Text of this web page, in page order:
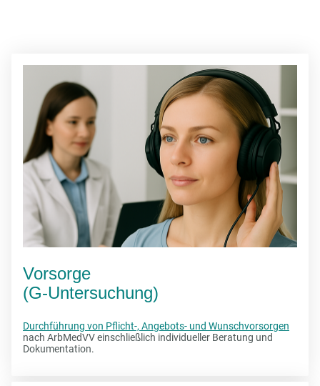
Vorsorge
(G-Untersuchung)
Durchführung von Pflicht-, Angebots- und Wunschvorsorgen
nach ArbMedVV einschließlich individueller Beratung und
Dokumentation.